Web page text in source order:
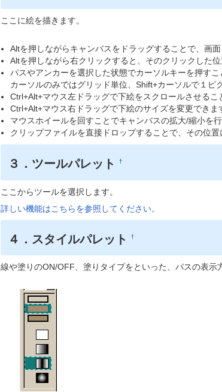
ここに絵を描きます。
Altを押しながらキャンバスをドラッグすることで、画
Altを押しながら右クリックすると、そのクリックした
パスやアンカーを選択した状態でカーソルキーを押す
カーソルのみではグリッド単位、Shift+カーソルで１ピ
Ctrl+Alt+マウス左ドラッグで下絵をスクロールさせるこ
Ctrl+Alt+マウス右ドラッグで下絵のサイズを変更できま
マウスホイールを回すことでキャンバスの拡大/縮小を行
クリップファイルを直接ドロップすることで、その位置
３．ツールパレット†
ここからツールを選択します。
詳しい機能はこちらを参照してください。
４．スタイルパレット†
線や塗りのON/OFF、塗りタイプをといった、パスの表示